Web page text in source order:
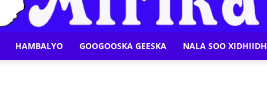
HAMBALYO GOOGOOSKA GEESKA NALA SOO XIDHIIDH